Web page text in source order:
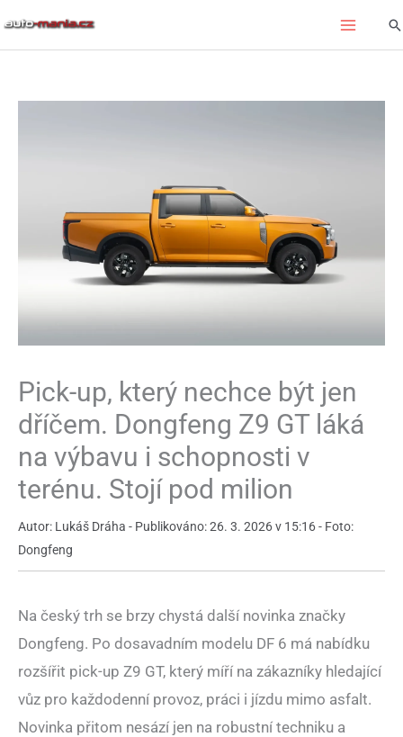
Pick-up, který nechce být jen
dříčem. Dongfeng Z9 GT láká
na výbavu i schopnosti v
terénu. Stojí pod milion
Autor: Lukáš Dráha - Publikováno: 26. 3. 2026 v 15:16 - Foto:
Dongfeng
Na český trh se brzy chystá další novinka značky
Dongfeng. Po dosavadním modelu DF 6 má nabídku
rozšířit pick-up Z9 GT, který míří na zákazníky hledající
vůz pro každodenní provoz, práci i jízdu mimo asfalt.
Novinka přitom nesází jen na robustní techniku a